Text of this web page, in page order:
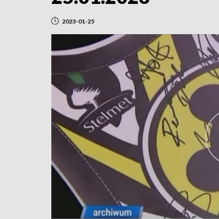
2023-01-25